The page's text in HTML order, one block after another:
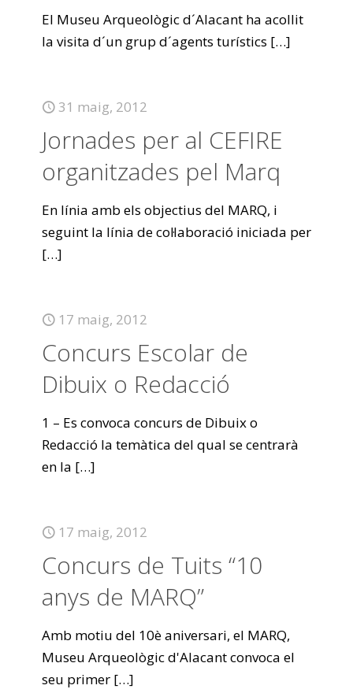
El Museu Arqueològic d´Alacant ha acollit
la visita d´un grup d´agents turístics […]
31 maig, 2012
Jornades per al CEFIRE
organitzades pel Marq
En línia amb els objectius del MARQ, i
seguint la línia de col·laboració iniciada per
[…]
17 maig, 2012
Concurs Escolar de
Dibuix o Redacció
1 – Es convoca concurs de Dibuix o
Redacció la temàtica del qual se centrarà
en la […]
17 maig, 2012
Concurs de Tuits “10
anys de MARQ”
Amb motiu del 10è aniversari, el MARQ,
Museu Arqueològic d'Alacant convoca el
seu primer […]